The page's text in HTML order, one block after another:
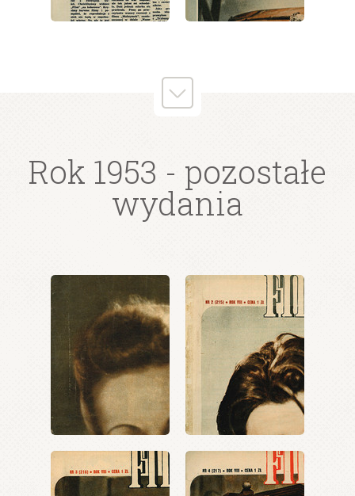
wydanie: 38/1953 wydanie: 38/1953
wydanie: 38/1953
Rok 1953 - pozostałe
wydania